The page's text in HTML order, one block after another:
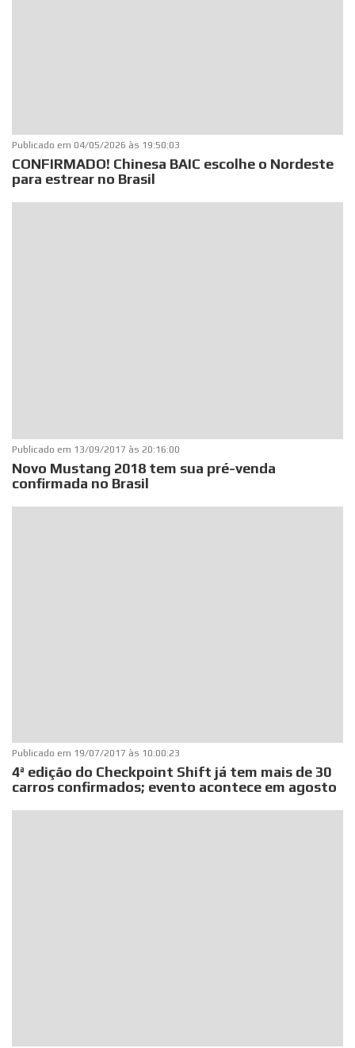
Publicado em 04/05/2026 às 19:50:03
CONFIRMADO! Chinesa BAIC escolhe o Nordeste
para estrear no Brasil
Publicado em 13/09/2017 às 20:16:00
Novo Mustang 2018 tem sua pré-venda
confirmada no Brasil
Publicado em 19/07/2017 às 10:00:23
4ª edição do Checkpoint Shift já tem mais de 30
carros confirmados; evento acontece em agosto